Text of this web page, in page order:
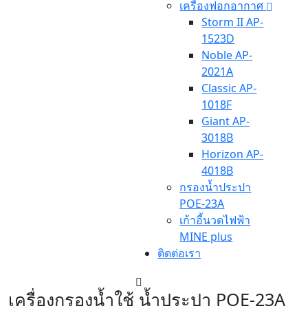
เครื่องฟอกอากาศ
Storm II AP-
1523D
Noble AP-
2021A
Classic AP-
1018F
Giant AP-
3018B
Horizon AP-
4018B
กรองน้ำประปา
POE-23A
เก้าอี้นวดไฟฟ้า
MINE plus
ติดต่อเรา
เครื่องกรองน้ำใช้ น้ำประปา POE-23A